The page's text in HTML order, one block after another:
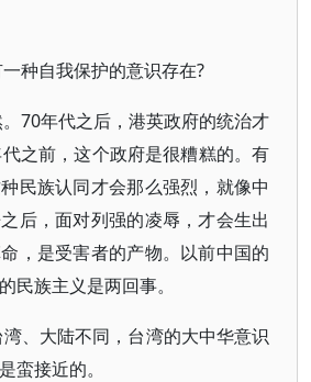
种自我保护的意识存在?
70年代之后，港英政府的统治才
之前，这个政府是很糟糕的。有
民族认同才会那么强烈，就像中
后，面对列强的凌辱，才会生出
，是受害者的产物。以前中国的
民族主义是两回事。
、大陆不同，台湾的大中华意识
蛮接近的。